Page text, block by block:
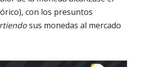
con los presuntos
sus monedas al mercado